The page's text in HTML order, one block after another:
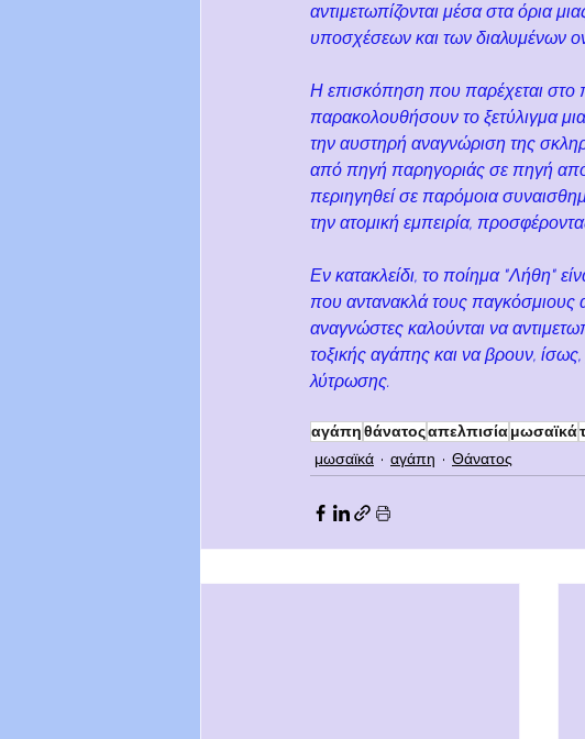
αντιμετωπίζονται μέσα στα όρια
υποσχέσεων και των διαλυμένων
Η επισκόπηση που παρέχεται στο
παρακολουθήσουν το ξετύλιγμα
την αυστηρή αναγνώριση της
από πηγή παρηγοριάς σε πηγή
περιηγηθεί σε παρόμοια
την ατομική εμπειρία,
Εν κατακλείδι, το ποίημα "Λήθη"
που αντανακλά τους παγκόσμιους
αναγνώστες καλούνται να
τοξικής αγάπης και να βρουν,
λύτρωσης.
αγάπηθάνατοςαπελπισίαμωσαϊκά
μωσαϊκά
αγάπη Θάνατος